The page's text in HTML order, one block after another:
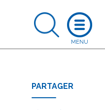
PARTAGER